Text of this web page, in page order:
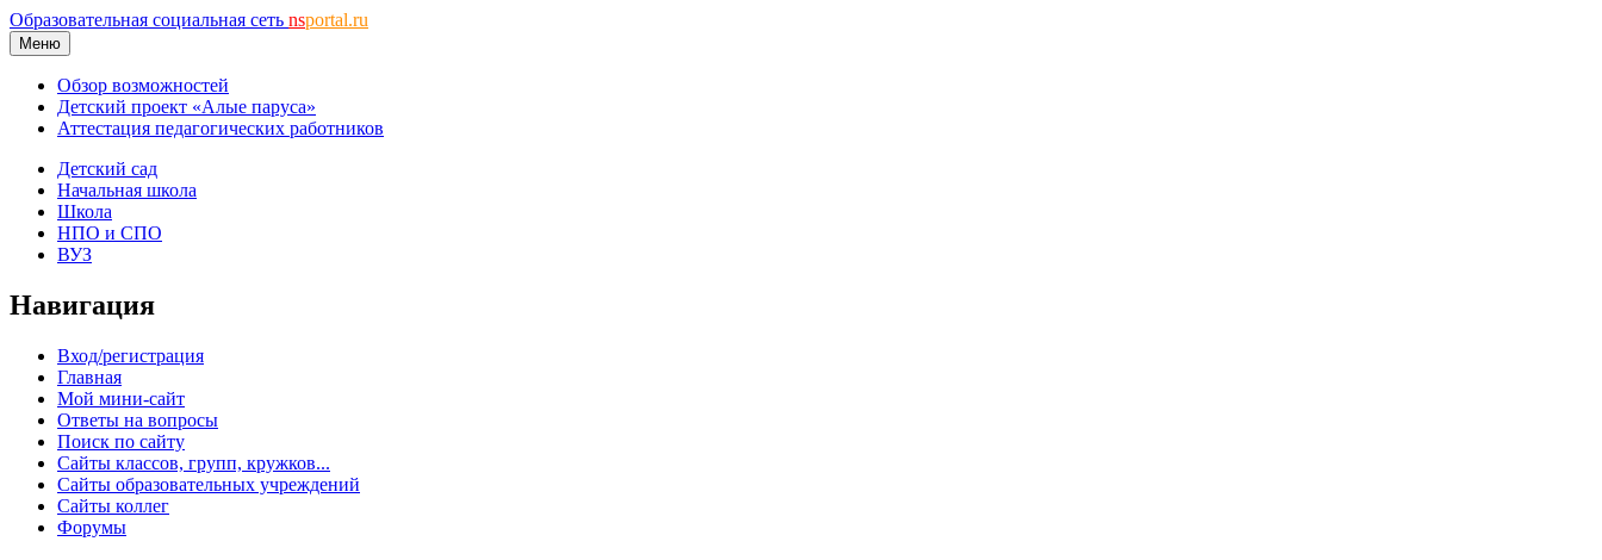
Образовательная социальная сеть nsportal.ru
Меню
Обзор возможностей
Детский проект «Алые паруса»
Аттестация педагогических работников
Детский сад
Начальная школа
Школа
НПО и СПО
ВУЗ
Навигация
Вход/регистрация
Главная
Мой мини-сайт
Ответы на вопросы
Поиск по сайту
Сайты классов, групп, кружков...
Сайты образовательных учреждений
Сайты коллег
Форумы